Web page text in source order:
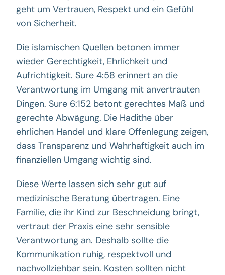
geht um Vertrauen, Respekt und ein Gefühl
von Sicherheit.
Die islamischen Quellen betonen immer
wieder Gerechtigkeit, Ehrlichkeit und
Aufrichtigkeit. Sure 4:58 erinnert an die
Verantwortung im Umgang mit anvertrauten
Dingen. Sure 6:152 betont gerechtes Maß und
gerechte Abwägung. Die Hadithe über
ehrlichen Handel und klare Offenlegung zeigen,
dass Transparenz und Wahrhaftigkeit auch im
finanziellen Umgang wichtig sind.
Diese Werte lassen sich sehr gut auf
medizinische Beratung übertragen. Eine
Familie, die ihr Kind zur Beschneidung bringt,
vertraut der Praxis eine sehr sensible
Verantwortung an. Deshalb sollte die
Kommunikation ruhig, respektvoll und
nachvollziehbar sein. Kosten sollten nicht